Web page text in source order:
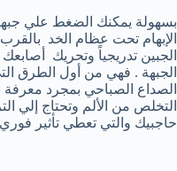
بسهولة يمكنك الضغط علي
الإبهام تحت عظام الخد
الجبين تدريجياً وتحريك
الجبهة . فهي من أول الطرق
الصداع الصباحي بمجرد
التخلص من الألم وتحتاج إلي
حاجبيك والتي تعطي تأثير فوري